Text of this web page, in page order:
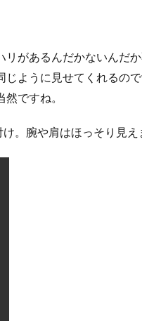
リがあるんだかないんだ
じように見せてくれるの
ですね。
。腕や肩はほっそり見え